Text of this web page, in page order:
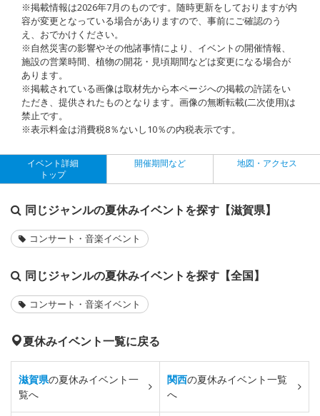
※掲載情報は2026年7月のものです。随時更新をしておりますが内
容が変更となっている場合がありますので、事前にご確認のう
え、おでかけください。
※自然災害の影響やその他諸事情により、イベントの開催情報、
施設の営業時間、植物の開花・見頃期間などは変更になる場合が
あります。
※掲載されている画像は取材先から本ページへの掲載の許諾をい
ただき、提供されたものとなります。画像の無断転載(二次使用)は
禁止です。
※表示料金は消費税8％ないし10％の内税表示です。
イベント詳細
トップ
開催期間など 地図・アクセス
同じジャンルの夏休みイベントを探す【滋賀県】
コンサート・音楽イベント
同じジャンルの夏休みイベントを探す【全国】
コンサート・音楽イベント
夏休みイベント一覧に戻る
滋賀県の夏休みイベント一
覧へ
関西の夏休みイベント一覧
へ